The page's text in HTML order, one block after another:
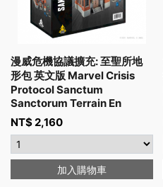
漫威危機協議擴充: 至聖所地
形包 英文版 Marvel Crisis
Protocol Sanctum
Sanctorum Terrain En
NT$2,160
加入購物車